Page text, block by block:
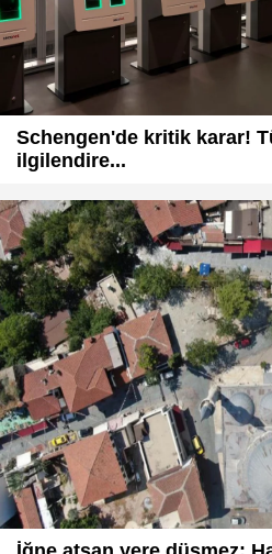
Schengen'de kritik karar!
ilgilendire...